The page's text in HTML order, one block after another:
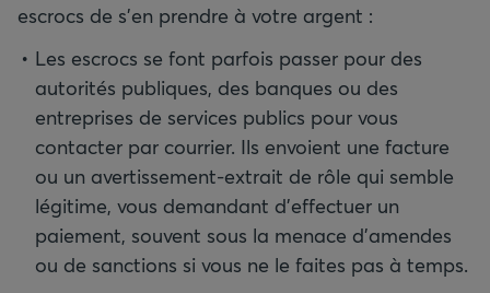
escrocs de s’en prendre à votre argent :
Les escrocs se font parfois passer pour des
autorités publiques, des banques ou des
entreprises de services publics pour vous
contacter par courrier. Ils envoient une facture
ou un avertissement-extrait de rôle qui semble
légitime, vous demandant d’effectuer un
paiement, souvent sous la menace d’amendes
ou de sanctions si vous ne le faites pas à temps.